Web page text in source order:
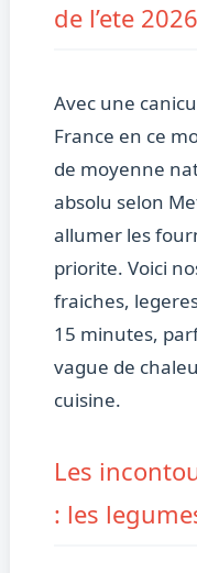
de l’ete 2026
Avec une
France en ce
de moyenne
absolu selon
allumer les
priorite. Voici
fraiches,
15 minutes,
vague de
cuisine.
Les
: les